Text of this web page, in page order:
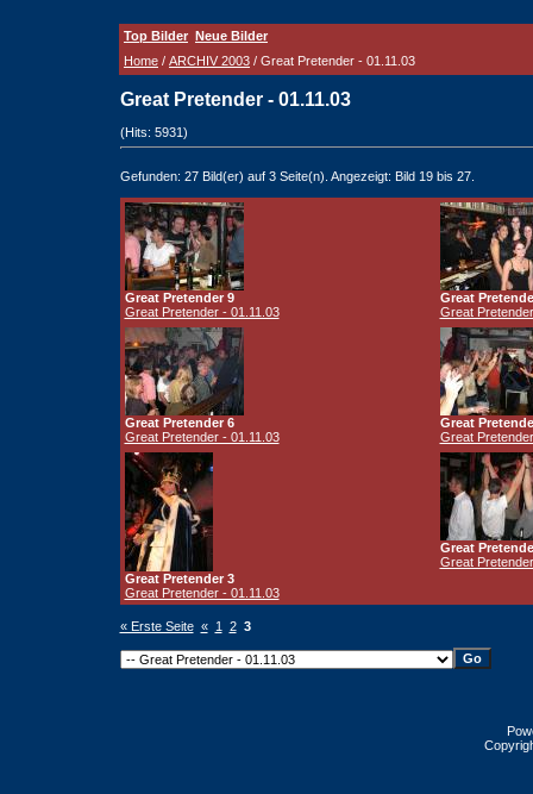
Top Bilder Neue Bilder
Home / ARCHIV 2003 / Great Pretender - 01.11.03
Great Pretender - 01.11.03
(Hits: 5931)
Gefunden: 27 Bild(er) auf 3 Seite(n). Angezeigt: Bild 19 bis 27.
Great Pretender 9
Great Pretender - 01.11.03
Great
Great
Great Pretender 6
Great Pretender - 01.11.03
Great
Great
Great Pretender 3
Great Pretender - 01.11.03
Great
Great
« Erste Seite « 1 2 3